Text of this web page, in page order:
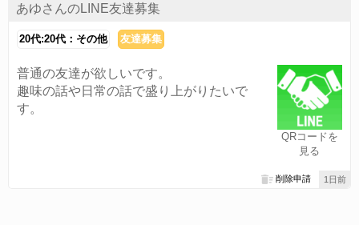
あゆさんのLINE友達募集
20代:20代：その他 友達募集
QRコードを
見る
普通の友達が欲しいです。
趣味の話や日常の話で盛り上がりたいで
す。
1日前
削除申請